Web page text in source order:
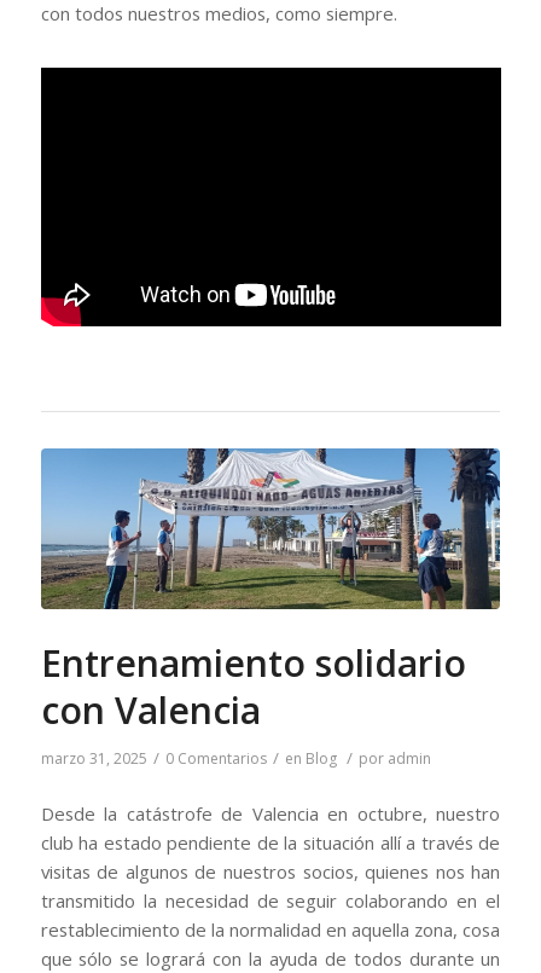
con todos nuestros medios, como siempre.
Entrenamiento solidario
con Valencia
marzo 31, 2025 / 0 Comentarios / en Blog / por admin
Desde la catástrofe de Valencia en octubre, nuestro
club ha estado pendiente de la situación allí a través de
visitas de algunos de nuestros socios, quienes nos han
transmitido la necesidad de seguir colaborando en el
restablecimiento de la normalidad en aquella zona, cosa
que sólo se logrará con la ayuda de todos durante un